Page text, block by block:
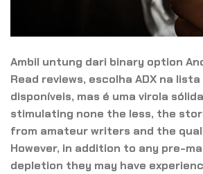
Ambil untung dari binary option
Read reviews, escolha ADX na
disponíveis, mas é uma virola
stimulating none the less, the
from amateur writers and the
However, in addition to any pre-
depletion they may have